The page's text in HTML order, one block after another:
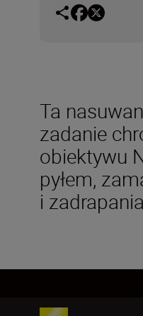
Ta
zadanie
obiektywu
pyłem,
i